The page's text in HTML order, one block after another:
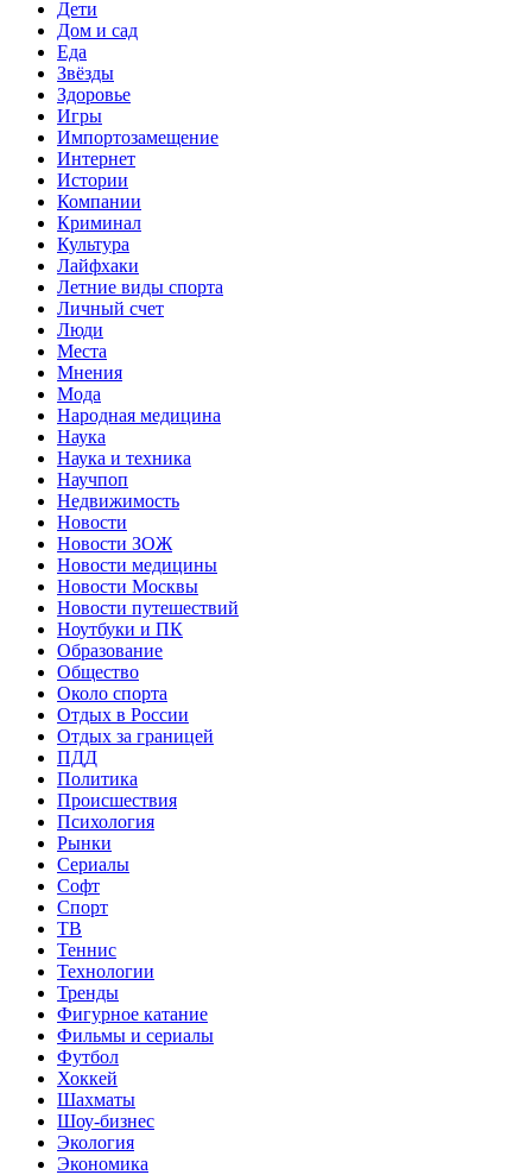
Дети
Дом и сад
Еда
Звёзды
Здоровье
Игры
Импортозамещение
Интернет
Истории
Компании
Криминал
Культура
Лайфхаки
Летние виды спорта
Личный счет
Люди
Места
Мнения
Мода
Народная медицина
Наука
Наука и техника
Научпоп
Недвижимость
Новости
Новости ЗОЖ
Новости медицины
Новости Москвы
Новости путешествий
Ноутбуки и ПК
Образование
Общество
Около спорта
Отдых в России
Отдых за границей
ПДД
Политика
Происшествия
Психология
Рынки
Сериалы
Софт
Спорт
ТВ
Теннис
Технологии
Тренды
Фигурное катание
Фильмы и сериалы
Футбол
Хоккей
Шахматы
Шоу-бизнес
Экология
Экономика